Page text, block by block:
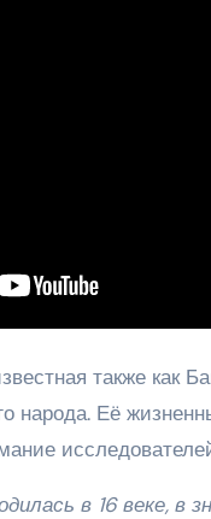
также как
народа. Её
в 16 веке,